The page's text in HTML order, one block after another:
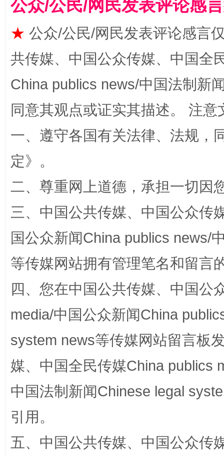
招工难、用工荒背后
网上购药对药下症？
这是一记警钟！ 谢
公众/公民/网民发表评论感
★ 公众/公民/网民发表评论感言
共传媒、中国公众传媒、中国全
China publics news/中国法制新
同意其观点或证实其描述。 注
一、遵守各国有关法律、法规，
定》。
二、尊重网上道德，承担一切因
三、中国公共传媒、中国公众传
国公众新闻China publics news/
等传媒网站拥有管理笔名和留言
四、您在中国公共传媒、中国公
media/中国公众新闻China
system news等传媒网站留言板
媒、中国全民传媒China publics
中国法制新闻Chinese legal
引用。
五、中国公共传媒、中国公众传